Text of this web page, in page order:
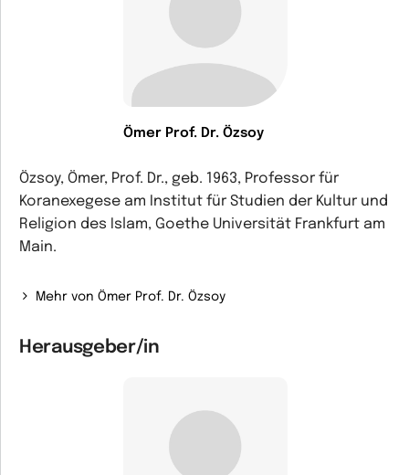
Ömer Prof. Dr. Özsoy
Özsoy, Ömer, Prof. Dr., geb. 1963, Professor für
Koranexegese am Institut für Studien der Kultur und
Religion des Islam, Goethe Universität Frankfurt am
Main.
Mehr von Ömer Prof. Dr. Özsoy
Herausgeber/in